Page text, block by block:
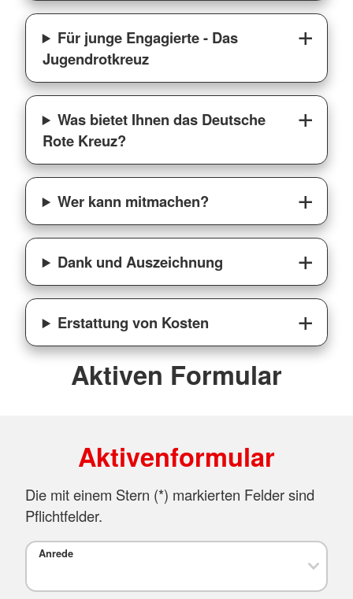
Für junge Engagierte - Das
Jugendrotkreuz
Was bietet Ihnen das Deutsche
Rote Kreuz?
Wer kann mitmachen?
Dank und Auszeichnung
Erstattung von Kosten
Aktiven Formular
Aktivenformular
Die mit einem Stern (*) markierten Felder sind
Pflichtfelder.
Anrede